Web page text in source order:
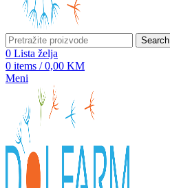
Search
0 Lista želja
0 items / 0,00 KM
Meni